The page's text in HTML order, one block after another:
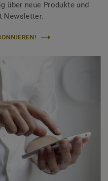
über neue Produkte und
Newsletter.